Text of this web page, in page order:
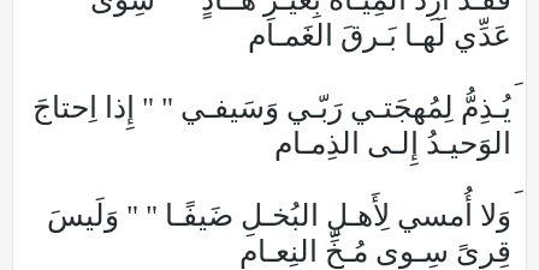
عَدِّي لَهـا بَـرقَ الغَمـام
يُـذِمُّ لِمُهجَتـي رَبّـي وَسَيفـي " " إِذا اِحتاجَ
الوَحيـدُ إِلـى الذِمـام
وَلا أُمسي لِأَهـلِ البُخـلِ ضَيفًـا " " وَلَيسَ
قِرىً سِـوى مُـخِّ النِعـام